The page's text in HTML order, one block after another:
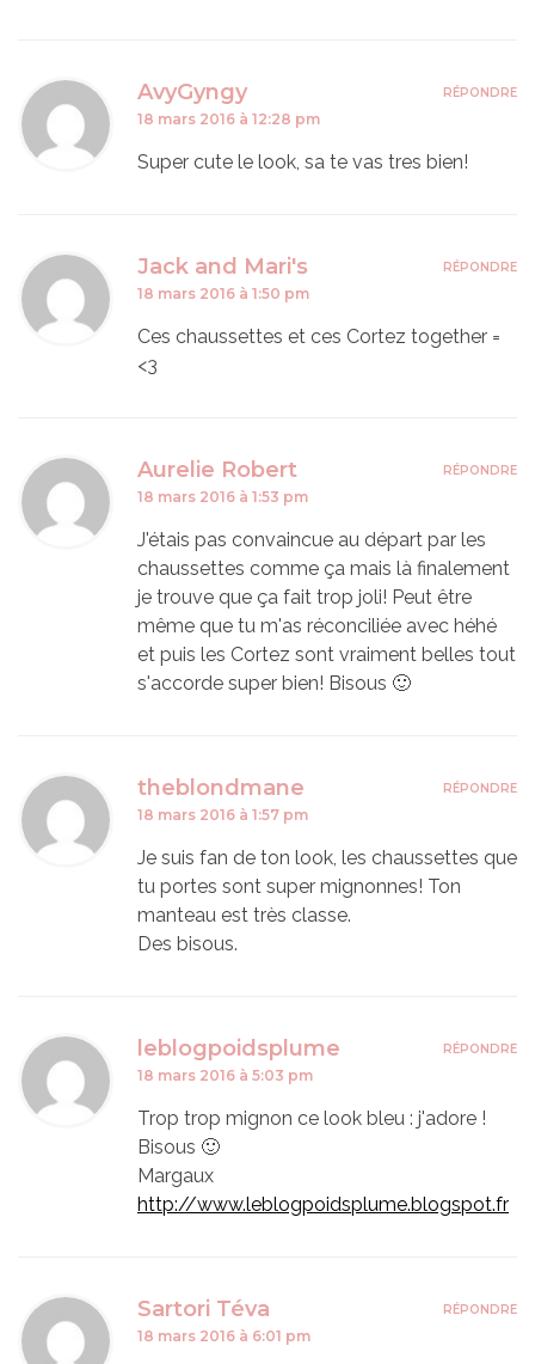
AvyGyngy
18 mars 2016 à 12:28 pm
Super cute le look, sa te vas tres bien!
RÉPONDRE
Jack and Mari's
18 mars 2016 à 1:50 pm
Ces chaussettes et ces Cortez together =
<3
RÉPONDRE
Aurelie Robert
18 mars 2016 à 1:53 pm
J'étais pas convaincue au départ par les
chaussettes comme ça mais là finalement
je trouve que ça fait trop joli! Peut être
même que tu m'as réconciliée avec héhé
et puis les Cortez sont vraiment belles tout
s'accorde super bien! Bisous 🙂
RÉPONDRE
theblondmane
18 mars 2016 à 1:57 pm
Je suis fan de ton look, les chaussettes que
tu portes sont super mignonnes! Ton
manteau est très classe.
Des bisous.
RÉPONDRE
leblogpoidsplume
18 mars 2016 à 5:03 pm
Trop trop mignon ce look bleu : j'adore !
Bisous 🙂
Margaux
http://www.leblogpoidsplume.blogspot.fr
RÉPONDRE
Sartori Téva
18 mars 2016 à 6:01 pm
RÉPONDRE